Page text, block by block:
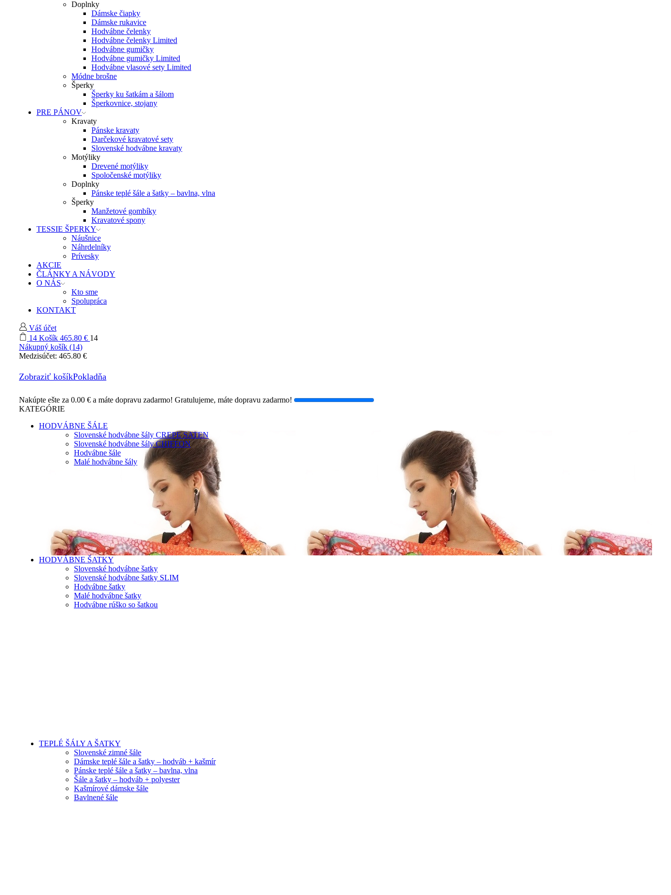
Doplnky
Dámske čiapky
Dámske rukavice
Hodvábne čelenky
Hodvábne čelenky Limited
Hodvábne gumičky
Hodvábne gumičky Limited
Hodvábne vlasové sety Limited
Módne brošne
Šperky
Šperky ku šatkám a šálom
Šperkovnice, stojany
PRE PÁNOV
Kravaty
Pánske kravaty
Darčekové kravatové sety
Slovenské hodvábne kravaty
Motýliky
Drevené motýliky
Spoločenské motýliky
Doplnky
Pánske teplé šále a šatky – bavlna, vlna
Šperky
Manžetové gombíky
Kravatové spony
TESSIE ŠPERKY
Náušnice
Náhrdelníky
Prívesky
AKCIE
ČLÁNKY A NÁVODY
O NÁS
Kto sme
Spolupráca
KONTAKT
Váš účet
14 Košík 465.80 € 14
Nákupný košík (14)
Medzisúčet: 465.80 €
Zobraziť košíkPokladňa
Nakúpte ešte za 0.00 € a máte dopravu zadarmo! Gratulujeme, máte dopravu zadarmo!
KATEGÓRIE
HODVÁBNE ŠÁLE
Slovenské hodvábne šály CREPE SATEN
Slovenské hodvábne šály CHIFFON
Hodvábne šále
Malé hodvábne šály
HODVÁBNE ŠATKY
Slovenské hodvábne šatky
Slovenské hodvábne šatky SLIM
Hodvábne šatky
Malé hodvábne šatky
Hodvábne rúško so šatkou
TEPLÉ ŠÁLY A ŠATKY
Slovenské zimné šále
Dámske teplé šále a šatky – hodváb + kašmír
Pánske teplé šále a šatky – bavlna, vlna
Šále a šatky – hodváb + polyester
Kašmírové dámske šále
Bavlnené šále